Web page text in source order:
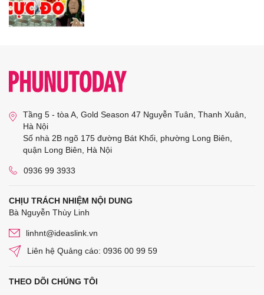
Tầng 5 - tòa A, Gold Season 47 Nguyễn Tuân, Thanh Xuân,
Hà Nội
Số nhà 2B ngõ 175 đường Bát Khối, phường Long Biên,
quận Long Biên, Hà Nội
0936 99 3933
CHỊU TRÁCH NHIỆM NỘI DUNG
Bà Nguyễn Thùy Linh
linhnt@ideaslink.vn
Liên hệ Quảng cáo: 0936 00 99 59
THEO DÕI CHÚNG TÔI